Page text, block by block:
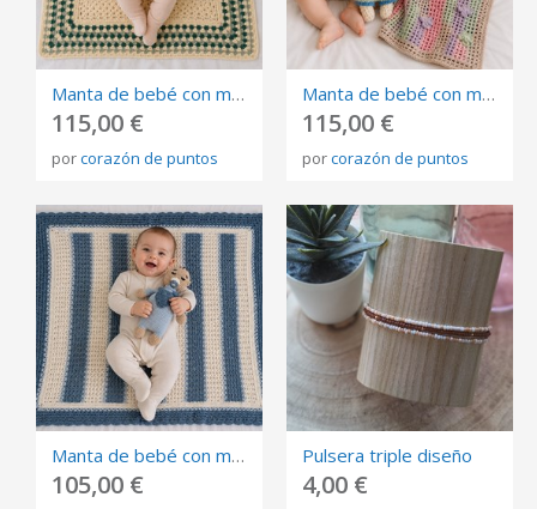
Manta de bebé con muñeco de apego tejida a mano en crochet . Algodón 100% amarillo y verde
115,00 €
porcorazón de puntos
Manta de bebé con muñeco de apego tejida a mano en crochet .Algodón 100% colores pastel
115,00 €
porcorazón de puntos
Manta de bebé con muñeco de apego tejida a mano en crochet .Algodón 100% azul y blanca
105,00 €
Pulsera triple diseño
4,00 €